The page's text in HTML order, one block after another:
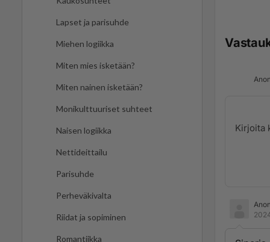
Lapset ja parisuhde
Miehen logiikka
Miten mies isketään?
Miten nainen isketään?
Monikulttuuriset suhteet
Naisen logiikka
Nettideittailu
Parisuhde
Perheväkivalta
Riidat ja sopiminen
Romantiikka